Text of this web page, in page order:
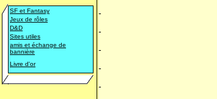
SF et Fantasy
Jeux de rôles
D&D
Sites utiles
amis et échange de
bannière
Livre d'or
-
-
-
-
-